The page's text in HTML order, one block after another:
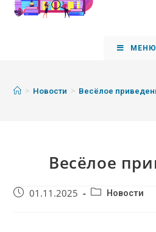
МЕНЮ
> Новости > Весёлое
Весёлое
01.11.2025 Новости